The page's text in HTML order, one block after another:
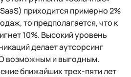
приходится примерно 2%
то предполагается, что к
10%. Высокий уровень
делает аутсорсинг
возможным и выгодным.
ближайших трех-пяти лет